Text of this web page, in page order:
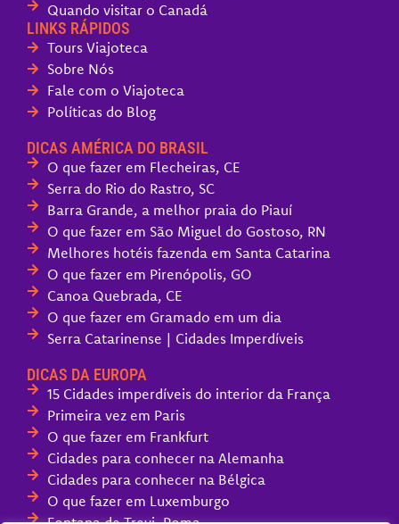
Quando visitar o Canadá
LINKS RÁPIDOS
Tours Viajoteca
Sobre Nós
Fale com o Viajoteca
Políticas do Blog
DICAS AMÉRICA DO BRASIL
O que fazer em Flecheiras, CE
Serra do Rio do Rastro, SC
Barra Grande, a melhor praia do Piauí
O que fazer em São Miguel do Gostoso, RN
Melhores hotéis fazenda em Santa Catarina
O que fazer em Pirenópolis, GO
Canoa Quebrada, CE
O que fazer em Gramado em um dia
Serra Catarinense | Cidades Imperdíveis
DICAS DA EUROPA
15 Cidades imperdíveis do interior da França
Primeira vez em Paris
O que fazer em Frankfurt
Cidades para conhecer na Alemanha
Cidades para conhecer na Bélgica
O que fazer em Luxemburgo